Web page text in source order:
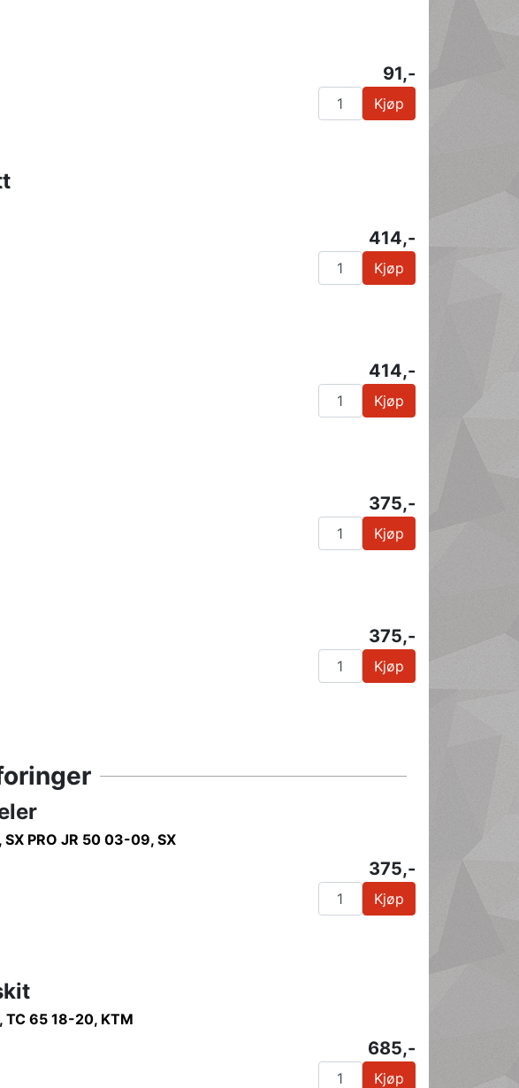
91,-
Kjøp
414,-
Kjøp
414,-
Kjøp
375,-
Kjøp
375,-
Kjøp
PRO JR 50 03-09, SX
375,-
Kjøp
TC 65 18-20, KTM
685,-
Kjøp